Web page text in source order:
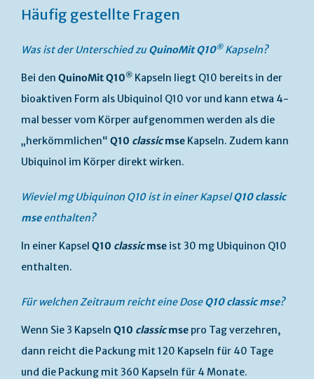
Häufig gestellte Fragen
Was ist der Unterschied zuQuinoMit Q10®Kapseln?
Bei den QuinoMit Q10® Kapseln liegt Q10 bereits in der
bioaktiven Form als Ubiquinol Q10 vor und kann etwa 4-
mal besser vom Körper aufgenommen werden als die
„herkömmlichen“ Q10 classicmse Kapseln. Zudem kann
Ubiquinol im Körper direkt wirken.
Wieviel mg Ubiquinon Q10 ist in einer KapselQ10classic
mseenthalten?
In einer Kapsel Q10 classicmse ist 30 mg Ubiquinon Q10
enthalten.
Für welchen Zeitraum reicht eine DoseQ10classicmse?
Wenn Sie 3 Kapseln Q10 classicmse pro Tag verzehren,
dann reicht die Packung mit 120 Kapseln für 40 Tage
und die Packung mit 360 Kapseln für 4 Monate.